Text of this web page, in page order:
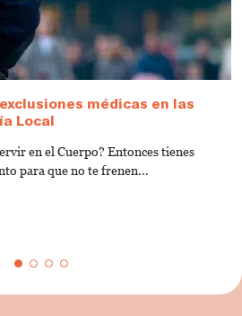
médicas en las
Local
en el Cuerpo? Entonces tienes
para que no te frenen...